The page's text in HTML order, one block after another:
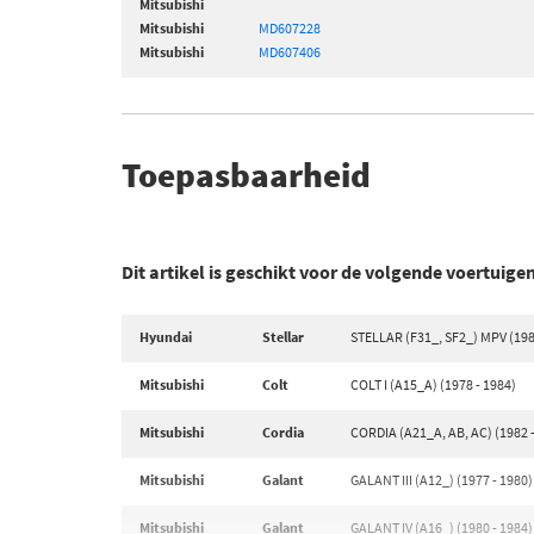
Mitsubishi
Mitsubishi
MD607228
Mitsubishi
MD607406
Toepasbaarheid
Dit artikel is geschikt voor de volgende
Hyundai Stellar STELLAR (F31_, SF2_) MPV
Mitsubishi Colt COLT I (A15_A) (1978 - 1984)
Mitsubishi Cordia CORDIA (A21_A, AB, AC) (1982
Mitsubishi Galant GALANT III (A12_) (1977 - 1980)
Mitsubishi Galant GALANT IV (A16_) (1980 - 1984)